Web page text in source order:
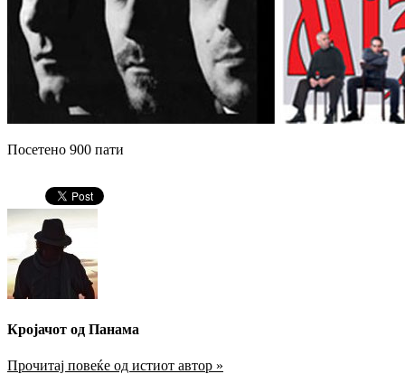
Посетено 900 пати
Кројачот од Панама
Прочитај повеќе од истиот автор »